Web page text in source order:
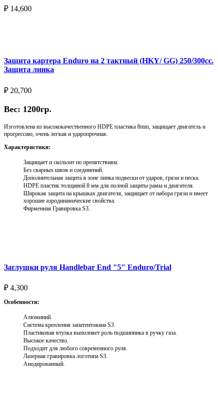
₽ 14,600
Защита картера Enduro на 2 тактный (HKY/ GG) 250/300cc.
Защита линка
₽ 20,700
Вес: 1200гр.
Изготовлена из высококачественного HDPE пластика 8mm, защищает двигатель и
прогрессию, очень легкая и ударопрочная.
Характеристики:
Защищает и скользит по препятствиям.
Без сварных швов и соединений.
Дополнительная защита в зоне линка подвески от ударов, грязи и песка.
HDPE пластик толщиной 8 мм для полной защиты рамы и двигателя.
Широкая защита на крышках двигателя, защищает от набора грязи и имеет
хорошие аэродинамические свойства.
Фирменная Гравировка S3.
Заглушки руля Handlebar End "5" Enduro/Trial
₽ 4,300
Особенности:
Алюминий.
Система крепления запатентована S3.
Пластиковая втулка выполняет роль подшипника в ручку газа.
Высокое качество.
Подходит для любого современного руля.
Лазерная гравировка логотипа S3.
Анодированный.